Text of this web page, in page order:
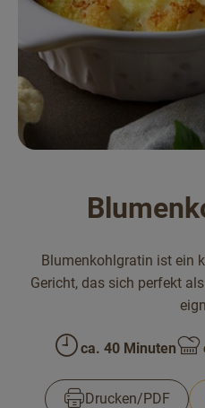
Bäckerei
Kühltheke
Vorratskammer...
Alternativen zu ...
Unser Lieferservice
Über uns
Service
Blumenkohlgratin ist ein
Gericht, das sich perfekt
Zubreitungszeit:
ca. 40 Minuten
Drucken​/​PDF